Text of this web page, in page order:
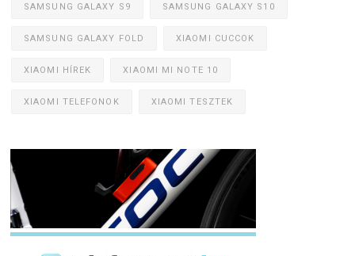
SAMSUNG GALAXY S9 SAMSUNG GALAXY S10
SAMSUNG GALAXY FOLD XIAOMI CUCCOK
XIAOMI HÍREK XIAOMI MI NOTE 10
XIAOMI TELEFONOK XIAOMI TESZTEK